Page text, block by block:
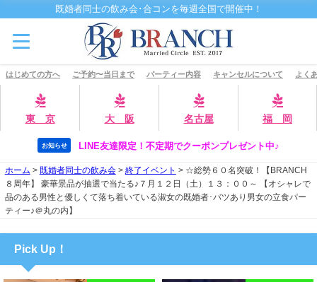
既婚者同士の飲み会･合コンを毎週全国で開催中！
はじめての方へ ご予約〜当日まで パーティー内容 キャンセルについて よく
東 京 大 阪 名古屋 福 岡
お知らせ LINE友達限定！不定期でクーポンプレゼント中♪
ホーム > 既婚者同士の飲み会> 終了イベント > ☆総勢６０名突破！【BRANCH
８周年】 豪華景品が抽選で当たる♪７月１２日（土）１３：００～ 【オシャレで
品のある男性と優しくて落ち着いている淑女の既婚者･バツあり男女の立食パー
ティー♪＠丸の内】
Pick Up！